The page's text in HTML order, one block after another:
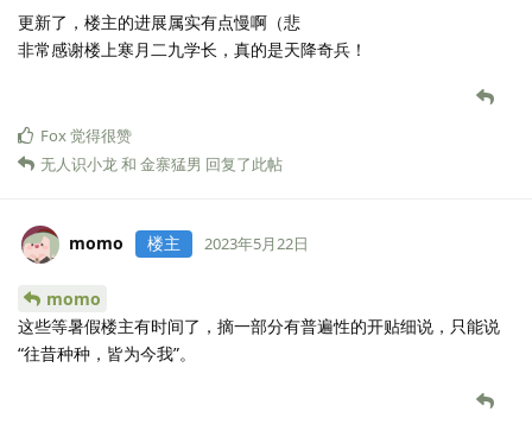
更新了，楼主的进展属实有点慢啊（悲
非常感谢楼上寒月二九学长，真的是天降奇兵！
Fox觉得很赞
无人识小龙和 金寨猛男 回复了此帖
momo 楼主 2023年5月22日
momo
这些等暑假楼主有时间了，摘一部分有普遍性的开贴细说，只能说
“往昔种种，皆为今我”。